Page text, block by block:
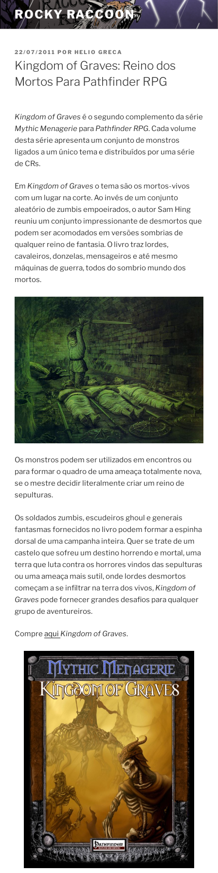
Pular
para
o
ROCKY RACCOON
PUBLICADO
EM
22/07/2011 POR HELIO GRECA
Kingdom of Graves: Reino dos
Mortos Para Pathfinder RPG
Kingdom of Graves é o segundo complemento da série
Mythic Menagerie para Pathfinder RPG. Cada volume
desta série apresenta um conjunto de monstros
ligados a um único tema e distribuídos por uma série
de CRs.
Em Kingdom of Graves o tema são os mortos-vivos
com um lugar na corte. Ao invés de um conjunto
aleatório de zumbis empoeirados, o autor Sam Hing
reuniu um conjunto impressionante de desmortos que
podem ser acomodados em versões sombrias de
qualquer reino de fantasia. O livro traz lordes,
cavaleiros, donzelas, mensageiros e até mesmo
máquinas de guerra, todos do sombrio mundo dos
mortos.
Os monstros podem ser utilizados em encontros ou
para formar o quadro de uma ameaça totalmente nova,
se o mestre decidir literalmente criar um reino de
sepulturas.
Os soldados zumbis, escudeiros ghoul e generais
fantasmas fornecidos no livro podem formar a espinha
dorsal de uma campanha inteira. Quer se trate de um
castelo que sofreu um destino horrendo e mortal, uma
terra que luta contra os horrores vindos das sepulturas
ou uma ameaça mais sutil, onde lordes desmortos
começam a se infiltrar na terra dos vivos, Kingdom of
Graves pode fornecer grandes desafios para qualquer
grupo de aventureiros.
Compre aqui Kingdom of Graves.